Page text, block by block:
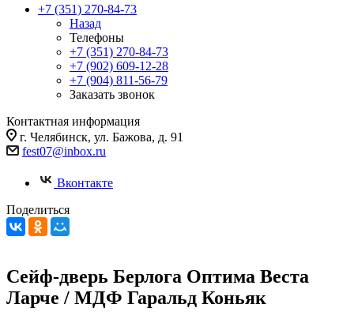
+7 (351) 270-84-73
Назад
Телефоны
+7 (351) 270-84-73
+7 (902) 609-12-28
+7 (904) 811-56-79
Заказать звонок
Контактная информация
г. Челябинск, ул. Бажова, д. 91
fest07@inbox.ru
Вконтакте
Поделиться
Сейф-дверь Берлога Оптима Веста
Ларче / МДФ Гаральд Коньяк